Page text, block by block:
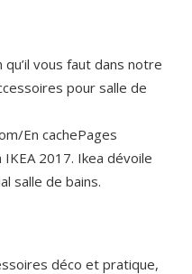
vous faut dans notre
pour salle de
En cachePages
2017. Ikea dévoile
salle de bains.
déco et pratique,